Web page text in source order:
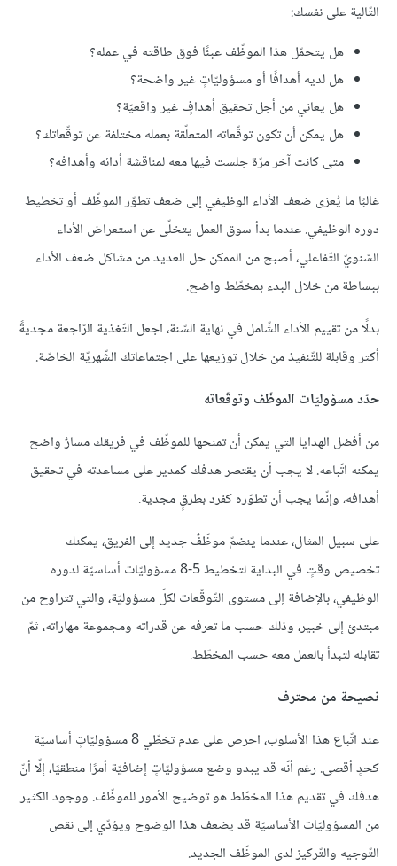
التّالية على نفسك:
هل يتحمّل هذا الموظّف عبئًا فوق طاقته في عمله؟
هل لديه أهدافًا أو مسؤوليّاتٍ غير واضحة؟
هل يعاني من أجل تحقيق أهدافٍ غير واقعيّة؟
هل يمكن أن تكون توقّعاته المتعلّقة بعمله مختلفة عن توقّعاتك؟
متى كانت آخر مرّة جلست فيها معه لمناقشة أدائه وأهدافه؟
غالبًا ما يُعزى ضعف الأداء الوظيفي إلى ضعف تطوّر الموظّف أو تخطيط
دوره الوظيفي. عندما بدأ سوق العمل يتخلّى عن استعراض الأداء
السّنويّ التّفاعلي، أصبح من الممكن حل العديد من مشاكل ضعف الأداء
ببساطة من خلال البدء بمخطّط واضح.
بدلًا من تقييم الأداء الشّامل في نهاية السّنة، اجعل التّغذية الرّاجعة مجديةً
أكثر وقابلة للتّنفيذ من خلال توزيعها على اجتماعاتك الشّهريّة الخاصّة.
حدّد مسؤوليّات الموظّف وتوقّعاته
من أفضل الهدايا التي يمكن أن تمنحها للموظّف في فريقك مسارٌ واضح
يمكنه اتّباعه. لا يجب أن يقتصر هدفك كمدير على مساعدته في تحقيق
أهدافه، وإنّما يجب أن تطوّره كفرد بطرقٍ مجدية.
على سبيل المثال، عندما ينضمّ موظّفٌ جديد إلى الفريق، يمكنك
تخصيص وقتٍ في البداية لتخطيط 5-8 مسؤوليّات أساسيّة لدوره
الوظيفي، بالإضافة إلى مستوى التّوقّعات لكلّ مسؤوليّة، والتي تتراوح من
مبتدئ إلى خبير، وذلك حسب ما تعرفه عن قدراته ومجموعة مهاراته، ثمّ
تقابله لتبدأ بالعمل معه حسب المخطّط.
نصيحة من محترف
عند اتّباع هذا الأسلوب، احرص على عدم تخطّي 8 مسؤوليّاتٍ أساسيّة
كحدٍ أقصى. رغم أنّه قد يبدو وضع مسؤوليّاتٍ إضافيّة أمرًا منطقيًا، إلّا أنّ
هدفك في تقديم هذا المخطّط هو توضيح الأمور للموظّف. ووجود الكثير
من المسؤوليّات الأساسيّة قد يضعف هذا الوضوح ويؤدّي إلى نقص
التّوجيه والتّركيز لدى الموظّف الجديد.